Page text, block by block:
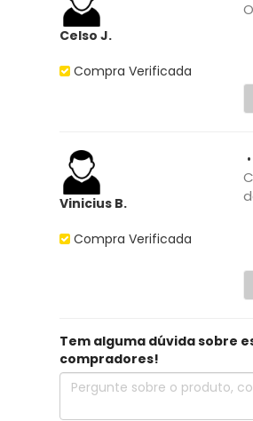
Celso J.
Compra Verificada
Vinicius B.
Compra Verificada
•
Tiago A.
Tem alguma dúvida sobre
compradores!